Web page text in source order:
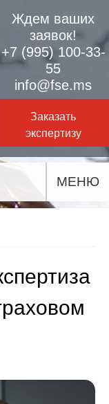
Ждем ваших
заявок!
+7 (995) 100-33-
55
info@fse.ms
Заказать
экспертизу
МЕНЮ